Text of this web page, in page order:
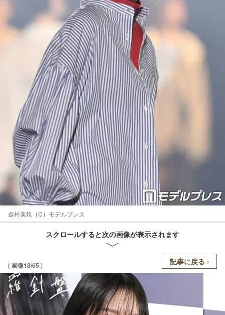
金村美玖（C）モデルプレス
スクロールすると次の画像が表示されます
( 画像18/65 ) 記事に戻る